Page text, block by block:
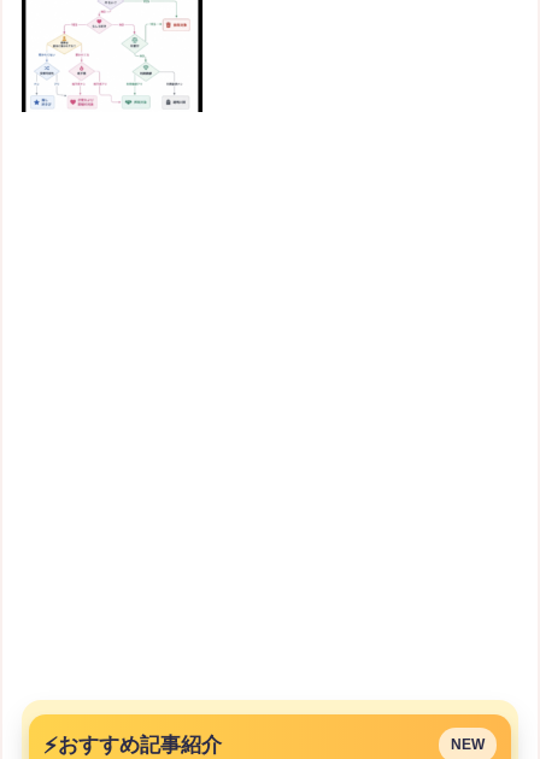
⚡おすすめ記事紹介 NEW